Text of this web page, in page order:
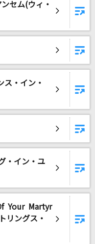
いる曲の一覧
セム(ウィ・
・イン・
・イン・ユ
Your Martyr
リングス・